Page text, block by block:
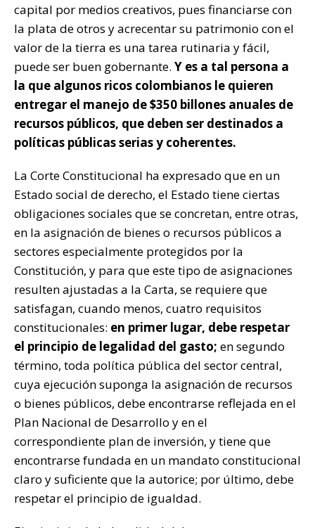
capital por medios creativos, pues financiarse con
la plata de otros y acrecentar su patrimonio con el
valor de la tierra es una tarea rutinaria y fácil,
puede ser buen gobernante. Y es a tal persona a
la que algunos ricos colombianos le quieren
entregar el manejo de $350 billones anuales de
recursos públicos, que deben ser destinados a
políticas públicas serias y coherentes.
La Corte Constitucional ha expresado que en un
Estado social de derecho, el Estado tiene ciertas
obligaciones sociales que se concretan, entre otras,
en la asignación de bienes o recursos públicos a
sectores especialmente protegidos por la
Constitución, y para que este tipo de asignaciones
resulten ajustadas a la Carta, se requiere que
satisfagan, cuando menos, cuatro requisitos
constitucionales: en primer lugar, debe respetar
el principio de legalidad del gasto; en segundo
término, toda política pública del sector central,
cuya ejecución suponga la asignación de recursos
o bienes públicos, debe encontrarse reflejada en el
Plan Nacional de Desarrollo y en el
correspondiente plan de inversión, y tiene que
encontrarse fundada en un mandato constitucional
claro y suficiente que la autorice; por último, debe
respetar el principio de igualdad.